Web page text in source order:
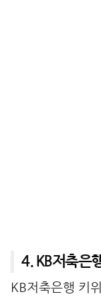
4. KB저축은
KB저축은행 키